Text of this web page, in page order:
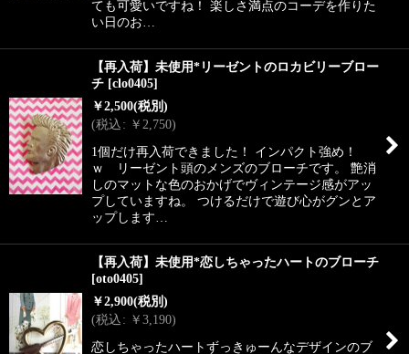
ても可愛いですね！ 楽しさ満点のコーデを作りた
い日のお…
【再入荷】未使用*リーゼントのロカビリーブロー
チ [clo0405]
￥2,500(税別)
(税込: ￥ 2,750)
1個だけ再入荷できました！ インパクト強め！
ｗ リーゼント頭のメンズのブローチです。 艶消
しのマットな色のおかげでヴィンテージ感がアッ
プしていますね。 つけるだけで遊び心がグンとア
ップします…
【再入荷】未使用*恋しちゃったハートのブローチ
[oto0405]
￥2,900(税別)
(税込: ￥3,190)
恋しちゃったハートずっきゅーんなデザインのブ